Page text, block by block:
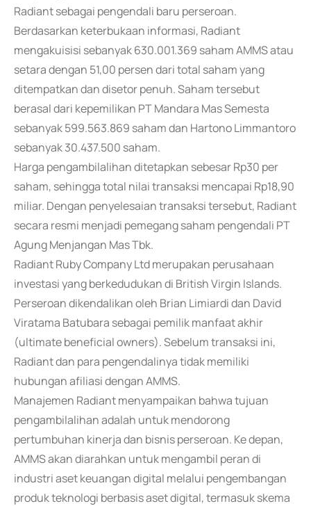
Radiant sebagai pengendali baru perseroan.
Berdasarkan keterbukaan informasi, Radiant
mengakuisisi sebanyak 630.001.369 saham AMMS atau
setara dengan 51,00 persen dari total saham yang
ditempatkan dan disetor penuh. Saham tersebut
berasal dari kepemilikan PT Mandara Mas Semesta
sebanyak 599.563.869 saham dan Hartono Limmantoro
sebanyak 30.437.500 saham.
Harga pengambilalihan ditetapkan sebesar Rp30 per
saham, sehingga total nilai transaksi mencapai Rp18,90
miliar. Dengan penyelesaian transaksi tersebut, Radiant
secara resmi menjadi pemegang saham pengendali PT
Agung Menjangan Mas Tbk.
Radiant Ruby Company Ltd merupakan perusahaan
investasi yang berkedudukan di British Virgin Islands.
Perseroan dikendalikan oleh Brian Limiardi dan David
Viratama Batubara sebagai pemilik manfaat akhir
(ultimate beneficial owners). Sebelum transaksi ini,
Radiant dan para pengendalinya tidak memiliki
hubungan afiliasi dengan AMMS.
Manajemen Radiant menyampaikan bahwa tujuan
pengambilalihan adalah untuk mendorong
pertumbuhan kinerja dan bisnis perseroan. Ke depan,
AMMS akan diarahkan untuk mengambil peran di
industri aset keuangan digital melalui pengembangan
produk teknologi berbasis aset digital, termasuk skema